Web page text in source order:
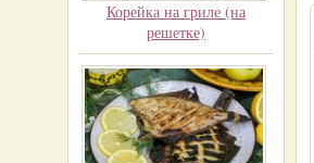
Корейка на гриле (на
решетке)